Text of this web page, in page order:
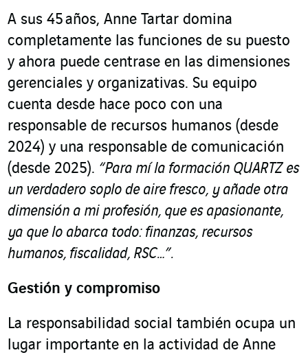
A sus 45 años, Anne Tartar domina
completamente las funciones de su puesto
y ahora puede centrase en las dimensiones
gerenciales y organizativas. Su equipo
cuenta desde hace poco con una
responsable de recursos humanos (desde
2024) y una responsable de comunicación
(desde 2025). “Para mí la formación QUARTZ es
un verdadero soplo de aire fresco, y añade otra
dimensión a mi profesión, que es apasionante,
ya que lo abarca todo: finanzas, recursos
humanos, fiscalidad, RSC…”.
Gestión y compromiso
La responsabilidad social también ocupa un
lugar importante en la actividad de Anne